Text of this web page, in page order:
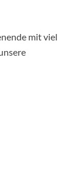
mit viel